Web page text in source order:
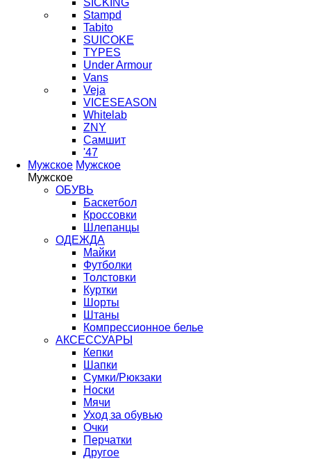
SICKING
Stampd
Tabito
SUICOKE
TYPES
Under Armour
Vans
Veja
VICESEASON
Whitelab
ZNY
Самшит
'47
Мужское Мужское
Мужское
ОБУВЬ
Баскетбол
Кроссовки
Шлепанцы
ОДЕЖДА
Майки
Футболки
Толстовки
Куртки
Шорты
Штаны
Компрессионное белье
АКСЕССУАРЫ
Кепки
Шапки
Сумки/Рюкзаки
Носки
Мячи
Уход за обувью
Очки
Перчатки
Другое